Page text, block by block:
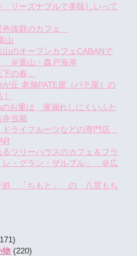
リーズナブルで美味しいって
色抜群のカフェ
山
山のオープンカフェCABANで
＠葉山・森戸海岸
の春」
丘 老舗PATE屋（パテ屋）の
のお重は 液漏れしにくいふた
当箱
ライフルーツなどの専門店
ツリーハウスのカフェ＆フラ
・グラン・ザルブル」 ＠広
処 「ちもと」 の 八雲もち
物 (220)